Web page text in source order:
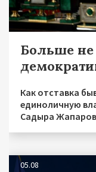
Больше не
Как отставка
единоличную
Садыра
05.08